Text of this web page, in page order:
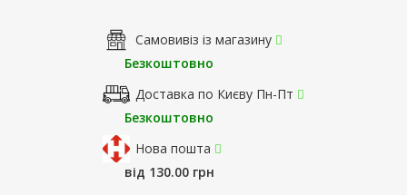
Самовивіз із магазину
Безкоштовно
Доставка по Києву Пн-Пт
Безкоштовно
Нова пошта
від 130.00 грн